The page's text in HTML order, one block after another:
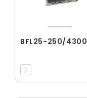
BFL25-250/4300